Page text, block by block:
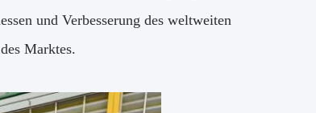
und Verbesserung des weltweiten
Marktes.